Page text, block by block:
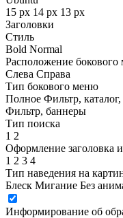
15 px 14 px 13 px
Заголовки
Стиль
Bold Normal
Расположение
Слева Справа
Тип бокового меню
Полное Фильтр,
Фильтр, баннеры
Тип поиска
1 2
Оформление заголовка
1 2 3 4
Тип наведения на
Блеск Мигание Без
Информирование об